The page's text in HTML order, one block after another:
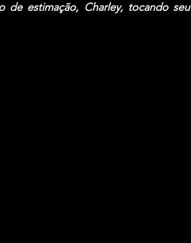
de estimação, Charley, tocando seu